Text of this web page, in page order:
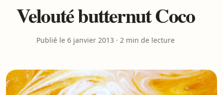
Velouté butternut Coco
Publié le 6 janvier 2013 · 2 min de lecture